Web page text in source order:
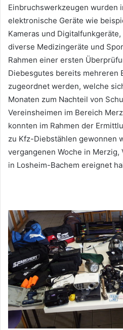
Einbruchswerkzeugen wurden
elektronische Geräte wie
Kameras und
diverse Medizingeräte und
Rahmen einer ersten
Diebesgutes bereits mehreren
zugeordnet werden, welche
Monaten zum Nachteil von
Vereinsheimen im Bereich
konnten im Rahmen der
zu Kfz-Diebstählen gewonnen
vergangenen Woche in
in Losheim-Bachem ereignet